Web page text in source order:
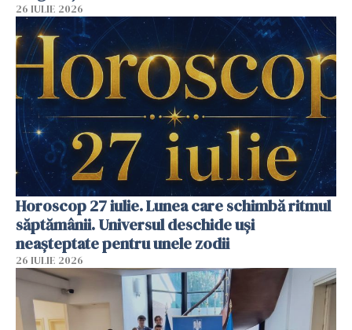
26 IULIE 2026
Horoscop 27 iulie. Lunea care schimbă ritmul
săptămânii. Universul deschide uși
neașteptate pentru unele zodii
26 IULIE 2026